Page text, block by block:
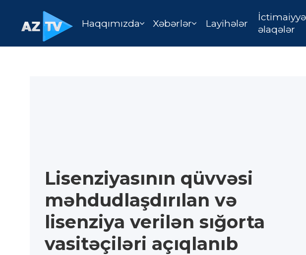
Haqqımızda Xəbərlər Layihələr
əlaqələr
Lisenziyasının qüvvəsi
məhdudlaşdırılan və
lisenziya verilən sığorta
vasitəçiləri açıqlanıb